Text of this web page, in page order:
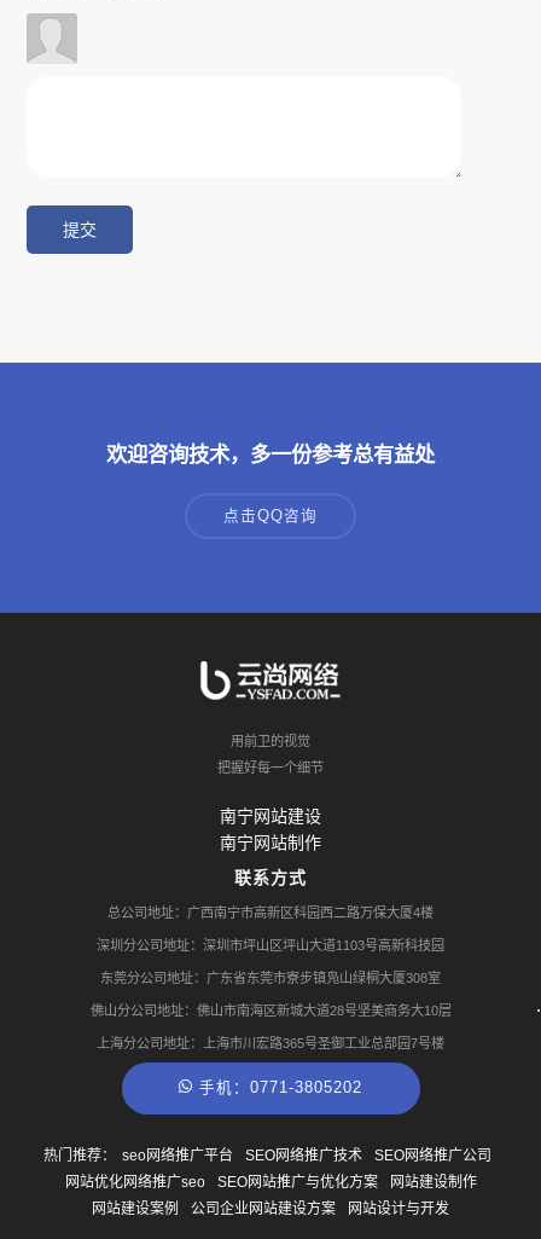
欢迎咨询技术，多一份参考总有益处
点击QQ咨询
用前卫的视觉
把握好每一个细节
南宁网站建设
南宁网站制作
联系方式
总公司地址：广西南宁市高新区科园西二路万保大厦4楼
深圳分公司地址：深圳市坪山区坪山大道1103号高新科技园
东莞分公司地址：广东省东莞市寮步镇凫山绿桐大厦308室
佛山分公司地址：佛山市南海区新城大道28号坚美商务大10层
上海分公司地址：上海市川宏路365号圣御工业总部园7号楼
手机：0771-3805202
热门推荐： seo网络推广平台 SEO网络推广技术
SEO网络推广公司
网站优化网络推广seo
SEO网站推广与优化方案
网站建设制作
网站建设案例
公司企业网站建设方案 网站设计与开发